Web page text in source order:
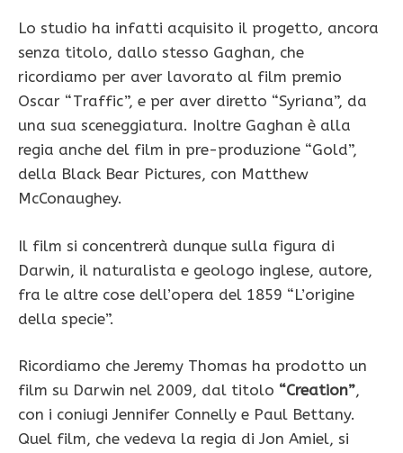
Lo studio ha infatti acquisito il progetto, ancora
senza titolo, dallo stesso Gaghan, che
ricordiamo per aver lavorato al film premio
Oscar “Traffic”, e per aver diretto “Syriana”, da
una sua sceneggiatura. Inoltre Gaghan è alla
regia anche del film in pre-produzione “Gold”,
della Black Bear Pictures, con Matthew
McConaughey.
Il film si concentrerà dunque sulla figura di
Darwin, il naturalista e geologo inglese, autore,
fra le altre cose dell’opera del 1859 “L’origine
della specie”.
Ricordiamo che Jeremy Thomas ha prodotto un
film su Darwin nel 2009, dal titolo “Creation”,
con i coniugi Jennifer Connelly e Paul Bettany.
Quel film, che vedeva la regia di Jon Amiel, si